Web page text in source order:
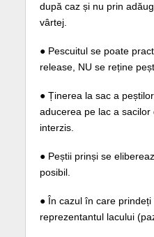
după caz și nu prin
vârtej.
● Pescuitul se poate
release, NU se reține
● Ținerea la sac a
aducerea pe lac a
interzis.
● Peștii prinși se
posibil.
● În cazul în care
reprezentantul lacului